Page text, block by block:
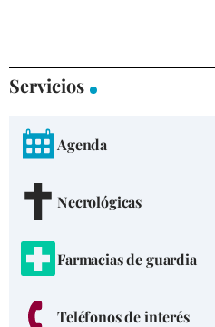
Servicios
Agenda
Necrológicas
Farmacias de guardia
Teléfonos de interés